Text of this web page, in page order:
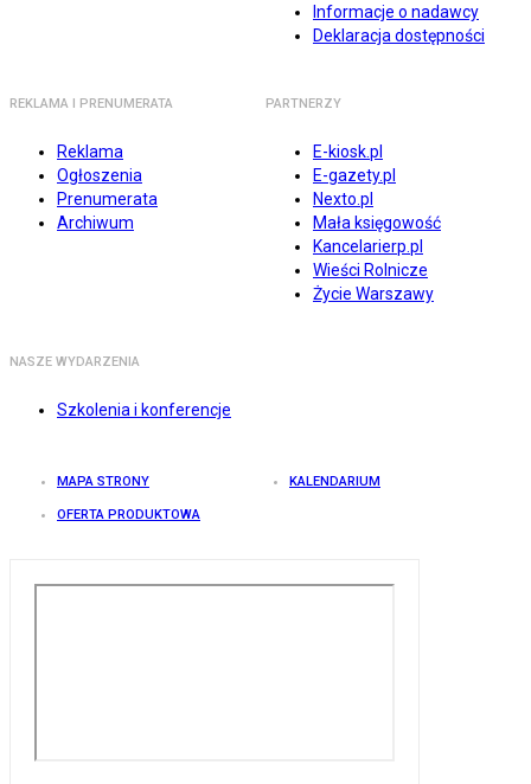
Informacje o nadawcy
Deklaracja dostępności
REKLAMA I PRENUMERATA
Reklama
Ogłoszenia
Prenumerata
Archiwum
PARTNERZY
E-kiosk.pl
E-gazety.pl
Nexto.pl
Mała księgowość
Kancelarierp.pl
Wieści Rolnicze
Życie Warszawy
NASZE WYDARZENIA
Szkolenia i konferencje
MAPA STRONY KALENDARIUM
OFERTA PRODUKTOWA